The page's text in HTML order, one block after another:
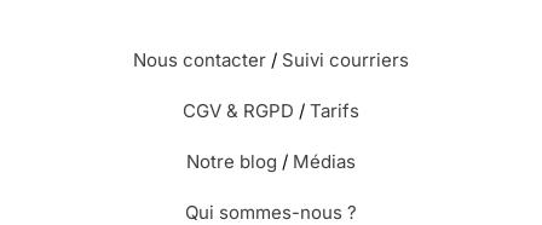
Nous contacter / Suivi courriers
CGV & RGPD / Tarifs
Notre blog / Médias
Qui sommes-nous ?